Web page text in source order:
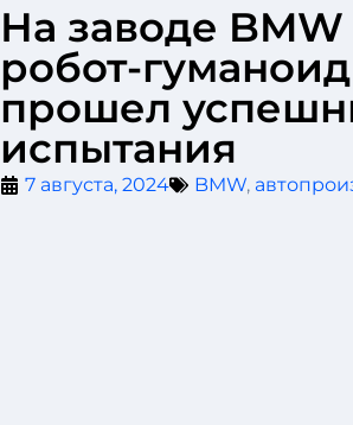
На заводе
робот-гуманоид
прошел
испытания
7 августа, 2024 BMW,